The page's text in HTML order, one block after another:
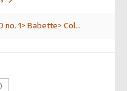
no. 1> Babette> Col...